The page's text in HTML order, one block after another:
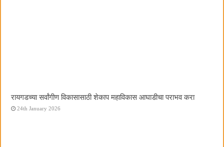
रायगडच्या सर्वांगीण विकासासाठी शेकाप महाविकास आघाडीचा पराभव करा
24th January 2026